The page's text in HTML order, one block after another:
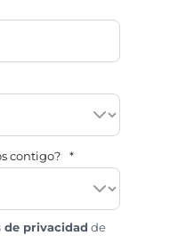
contigo? *
de privacidad de